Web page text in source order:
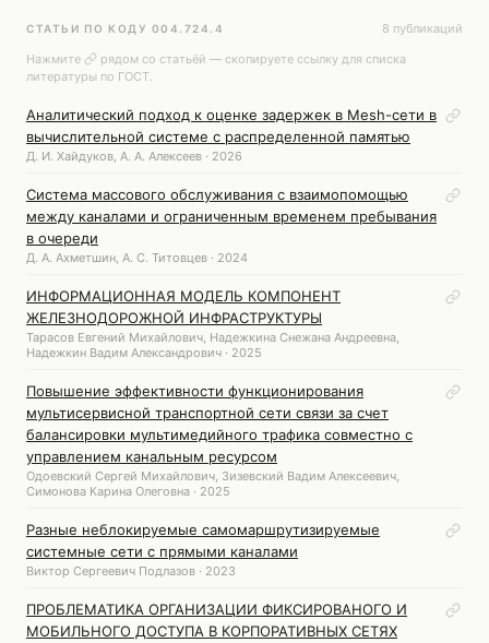
СТАТЬИ ПО КОДУ 004.724.4
8 публикаций
Нажмите
рядом со статьёй — скопируете ссылку для списка
литературы по ГОСТ.
Аналитический подход к оценке задержек в Mesh-сети в
вычислительной системе с распределенной памятью
Д. И. Хайдуков, А. А. Алексеев · 2026
Система массового обслуживания с взаимопомощью
между каналами и ограниченным временем пребывания
в очереди
Д. А. Ахметшин, А. С. Титовцев · 2024
ИНФОРМАЦИОННАЯ МОДЕЛЬ КОМПОНЕНТ
ЖЕЛЕЗНОДОРОЖНОЙ ИНФРАСТРУКТУРЫ
Тарасов Евгений Михайлович, Надежкина Снежана Андреевна,
Надежкин Вадим Александрович · 2025
Повышение эффективности функционирования
мультисервисной транспортной сети связи за счет
балансировки мультимедийного трафика совместно с
управлением канальным ресурсом
Одоевский Сергей Михайлович, Зизевский Вадим Алексеевич,
Симонова Карина Олеговна · 2025
Разные неблокируемые самомаршрутизируемые
системные сети с прямыми каналами
Виктор Сергеевич Подлазов · 2023
ПРОБЛЕМАТИКА ОРГАНИЗАЦИИ ФИКСИРОВАНОГО И
МОБИЛЬНОГО ДОСТУПА В КОРПОРАТИВНЫХ СЕТЯХ